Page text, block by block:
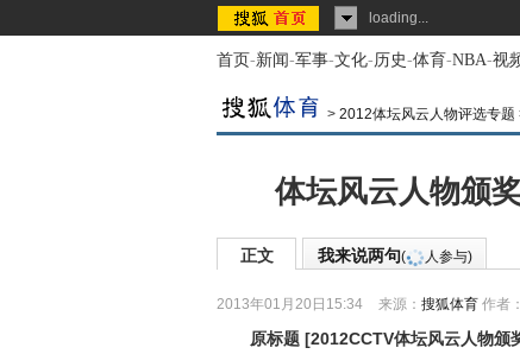
loading...
首页-新闻-军事-文化-历史-体育-NBA-视
> 2012体坛风云人物评选专题
体坛风云人物颁
正文 我来说两句( 人参与)
2013年01月20日15:34 来源： 搜狐体育 作者
原标题 [2012CCTV体坛风云人物颁